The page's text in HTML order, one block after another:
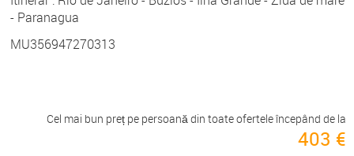
- Paranagua
MU356947270313
Cel mai bun preț pe persoană din toate ofertele începând de la
403 €